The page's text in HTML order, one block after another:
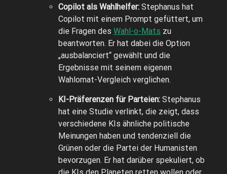
Copilot als Wahlhelfer: Stephanus hat
Copilot mit einem Prompt gefüttert, um
die Fragen des Wahl-o-Mats zu
beantworten. Er hat dabei die Option
„ausbalanciert“ gewählt und die
Ergebnisse mit seinem eigenen
Wahlomat-Vergleich verglichen.
KI-Präferenzen für Parteien: Stephanus
hat eine Studie verlinkt, die zeigt, dass
verschiedene KIs ähnliche politische
Meinungen haben und tendenziell die
Grünen oder die Partei der Humanisten
bevorzugen. Er hat darüber spekuliert, ob